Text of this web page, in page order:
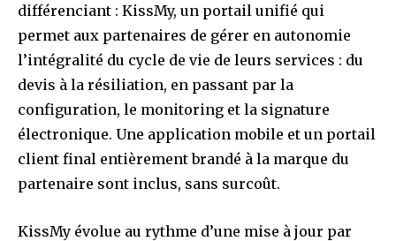
différenciant : KissMy, un portail unifié qui
permet aux partenaires de gérer en autonomie
l’intégralité du cycle de vie de leurs services : du
devis à la résiliation, en passant par la
configuration, le monitoring et la signature
électronique. Une application mobile et un portail
client final entièrement brandé à la marque du
partenaire sont inclus, sans surcoût.
KissMy évolue au rythme d’une mise à jour par